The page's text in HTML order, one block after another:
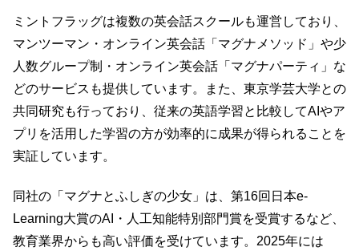
ミントフラッグは複数の英会話スクールも運営しており、
マンツーマン・オンライン英会話「マグナメソッド」や少
人数グループ制・オンライン英会話「マグナパーティ」な
どのサービスも提供しています。また、東京学芸大学との
共同研究も行っており、従来の英語学習と比較してAIやア
プリを活用した学習の方が効率的に成果が得られることを
実証しています。
同社の「マグナとふしぎの少女」は、第16回日本e-
Learning大賞のAI・人工知能特別部門賞を受賞するなど、
教育業界からも高い評価を受けています。2025年には